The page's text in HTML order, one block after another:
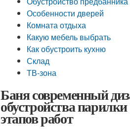
Особенности дверей
Комната отдыха
Какую мебель выбрать
Как обустроить кухню
Склад
ТВ-зона
Баня современный
обустройства
этапов работ